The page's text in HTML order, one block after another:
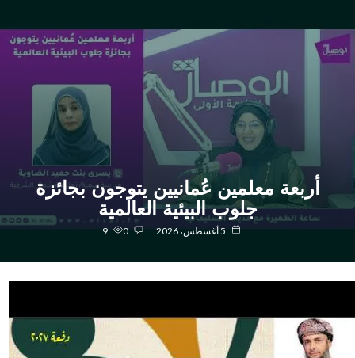
أربعة معلمين عُمانيين يتوجون بجائزة
جلوب البيئية العالمية
9